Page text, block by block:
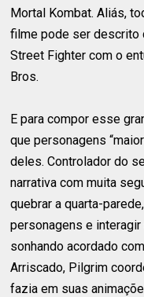
Mortal Kombat. Aliás,
filme pode ser descrito
Street Fighter com o
Bros.
E para compor esse
que personagens
deles. Controlador do
narrativa com muita
quebrar a quarta-
personagens e
sonhando acordado
Arriscado, Pilgrim
fazia em suas